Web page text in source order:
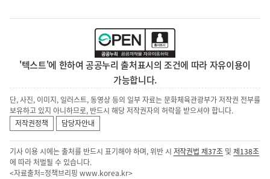
'텍스트'에 한하여 공공누리 출처표시의 조건에 따라 자유이용이
가능합니다.
단, 사진, 이미지, 일러스트, 동영상 등의 일부 자료는 문화체육관광부가 저작권 전부를
보유하고 있지 아니하므로, 반드시 해당 저작권자의 허락을 받으셔야 합니다.
저작권정책
담당자안내
기사 이용 시에는 출처를 반드시 표기해야 하며, 위반 시 저작권법 제37조 및제138조
에 따라 처벌될 수 있습니다.
<자료출처=정책브리핑 www.korea.kr>